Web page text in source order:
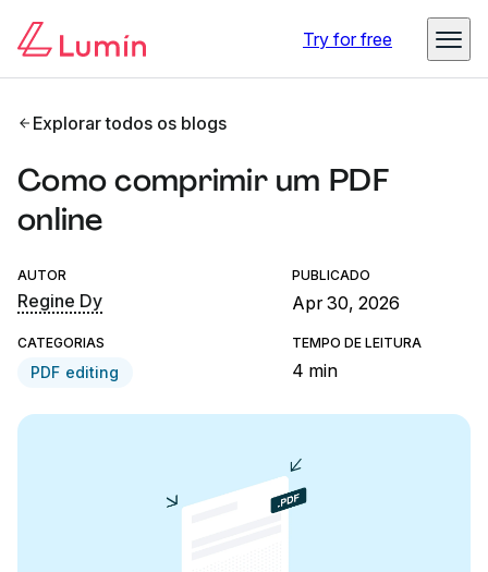
Try for free
Explorar todos os blogs
Como comprimir um PDF
online
AUTOR
Regine Dy
PUBLICADO
Apr 30, 2026
CATEGORIAS
PDF editing
TEMPO DE LEITURA
4 min